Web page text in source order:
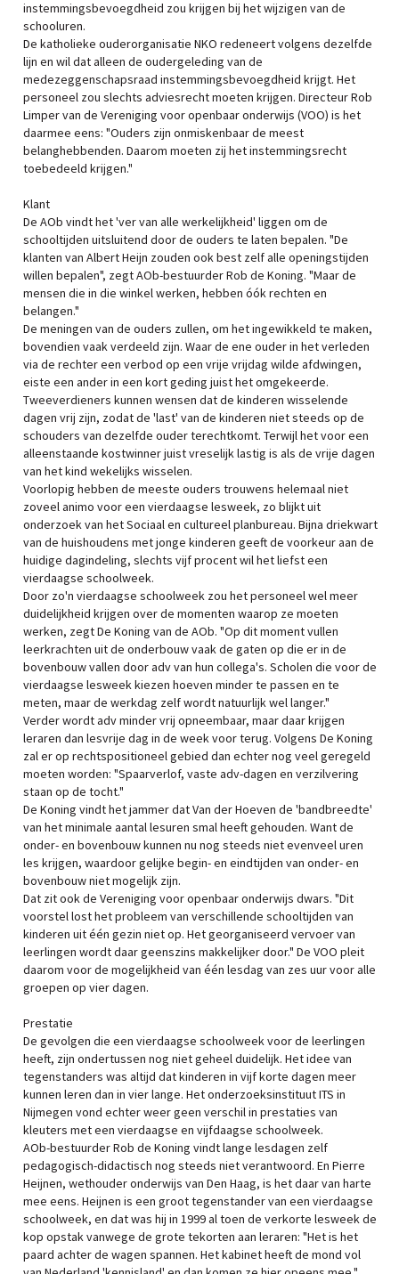
instemmingsbevoegdheid zou krijgen bij het wijzigen van de
schooluren.
De katholieke ouderorganisatie NKO redeneert volgens dezelfde
lijn en wil dat alleen de oudergeleding van de
medezeggenschapsraad instemmingsbevoegdheid krijgt. Het
personeel zou slechts adviesrecht moeten krijgen. Directeur Rob
Limper van de Vereniging voor openbaar onderwijs (VOO) is het
daarmee eens: "Ouders zijn onmiskenbaar de meest
belanghebbenden. Daarom moeten zij het instemmingsrecht
toebedeeld krijgen."
Klant
De AOb vindt het 'ver van alle werkelijkheid' liggen om de
schooltijden uitsluitend door de ouders te laten bepalen. "De
klanten van Albert Heijn zouden ook best zelf alle openingstijden
willen bepalen", zegt AOb-bestuurder Rob de Koning. "Maar de
mensen die in die winkel werken, hebben óók rechten en
belangen."
De meningen van de ouders zullen, om het ingewikkeld te maken,
bovendien vaak verdeeld zijn. Waar de ene ouder in het verleden
via de rechter een verbod op een vrije vrijdag wilde afdwingen,
eiste een ander in een kort geding juist het omgekeerde.
Tweeverdieners kunnen wensen dat de kinderen wisselende
dagen vrij zijn, zodat de 'last' van de kinderen niet steeds op de
schouders van dezelfde ouder terechtkomt. Terwijl het voor een
alleenstaande kostwinner juist vreselijk lastig is als de vrije dagen
van het kind wekelijks wisselen.
Voorlopig hebben de meeste ouders trouwens helemaal niet
zoveel animo voor een vierdaagse lesweek, zo blijkt uit
onderzoek van het Sociaal en cultureel planbureau. Bijna driekwart
van de huishoudens met jonge kinderen geeft de voorkeur aan de
huidige dagindeling, slechts vijf procent wil het liefst een
vierdaagse schoolweek.
Door zo'n vierdaagse schoolweek zou het personeel wel meer
duidelijkheid krijgen over de momenten waarop ze moeten
werken, zegt De Koning van de AOb. "Op dit moment vullen
leerkrachten uit de onderbouw vaak de gaten op die er in de
bovenbouw vallen door adv van hun collega's. Scholen die voor de
vierdaagse lesweek kiezen hoeven minder te passen en te
meten, maar de werkdag zelf wordt natuurlijk wel langer."
Verder wordt adv minder vrij opneembaar, maar daar krijgen
leraren dan lesvrije dag in de week voor terug. Volgens De Koning
zal er op rechtspositioneel gebied dan echter nog veel geregeld
moeten worden: "Spaarverlof, vaste adv-dagen en verzilvering
staan op de tocht."
De Koning vindt het jammer dat Van der Hoeven de 'bandbreedte'
van het minimale aantal lesuren smal heeft gehouden. Want de
onder- en bovenbouw kunnen nu nog steeds niet evenveel uren
les krijgen, waardoor gelijke begin- en eindtijden van onder- en
bovenbouw niet mogelijk zijn.
Dat zit ook de Vereniging voor openbaar onderwijs dwars. "Dit
voorstel lost het probleem van verschillende schooltijden van
kinderen uit één gezin niet op. Het georganiseerd vervoer van
leerlingen wordt daar geenszins makkelijker door." De VOO pleit
daarom voor de mogelijkheid van één lesdag van zes uur voor alle
groepen op vier dagen.
Prestatie
De gevolgen die een vierdaagse schoolweek voor de leerlingen
heeft, zijn ondertussen nog niet geheel duidelijk. Het idee van
tegenstanders was altijd dat kinderen in vijf korte dagen meer
kunnen leren dan in vier lange. Het onderzoeksinstituut ITS in
Nijmegen vond echter weer geen verschil in prestaties van
kleuters met een vierdaagse en vijfdaagse schoolweek.
AOb-bestuurder Rob de Koning vindt lange lesdagen zelf
pedagogisch-didactisch nog steeds niet verantwoord. En Pierre
Heijnen, wethouder onderwijs van Den Haag, is het daar van harte
mee eens. Heijnen is een groot tegenstander van een vierdaagse
schoolweek, en dat was hij in 1999 al toen de verkorte lesweek de
kop opstak vanwege de grote tekorten aan leraren: "Het is het
paard achter de wagen spannen. Het kabinet heeft de mond vol